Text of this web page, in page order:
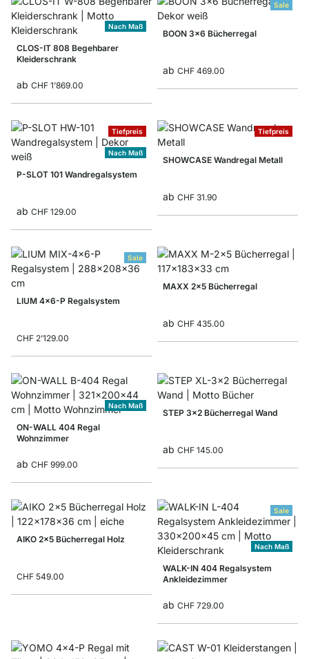
Nach Maß
CLOS-IT 808 Begehbarer
Kleiderschrank
ab CHF 1’869.00
Sale
BOON 3x6 Bücherregal
ab CHF 469.00
Tiefpreis
Nach Maß
P-SLOT 101 Wandregalsystem
ab CHF 129.00
Tiefpreis
SHOWCASE Wandregal Metall
ab CHF 31.90
Sale
LIUM 4x6-P Regalsystem
CHF 2’129.00
MAXX 2x5 Bücherregal
ab CHF 435.00
Nach Maß
ON-WALL 404 Regal
Wohnzimmer
ab CHF 999.00
STEP 3x2 Bücherregal Wand
ab CHF 145.00
AIKO 2x5 Bücherregal Holz
CHF 549.00
Sale
Nach Maß
WALK-IN 404 Regalsystem
Ankleidezimmer
ab CHF 729.00